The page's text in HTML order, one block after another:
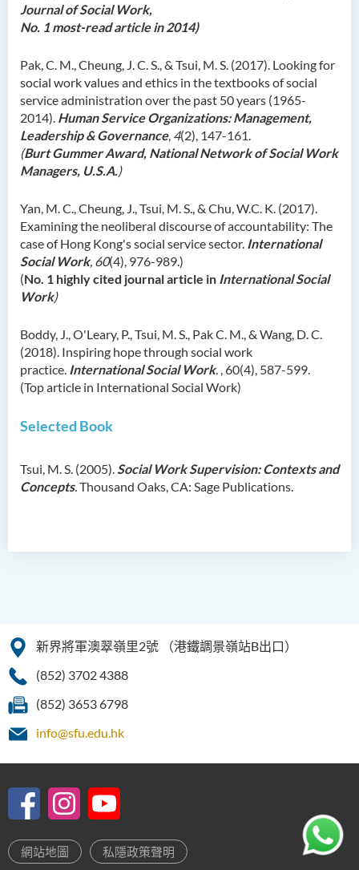
Journal of Social Work,
No. 1 most-read article in 2014)
Pak, C. M., Cheung, J. C. S., & Tsui, M. S. (2017). Looking for
social work values and ethics in the textbooks of social
service administration over the past 50 years (1965-
2014). Human Service Organizations: Management,
Leadership & Governance, 4(2), 147-161.
(Burt Gummer Award, National Network of Social Work
Managers, U.S.A.)
Yan, M. C., Cheung, J., Tsui, M. S., & Chu, W.C. K. (2017).
Examining the neoliberal discourse of accountability: The
case of Hong Kong's social service sector. International
Social Work, 60(4), 976-989.)
(No. 1 highly cited journal article in International Social
Work)
Boddy, J., O'Leary, P., Tsui, M. S., Pak C. M., & Wang, D. C.
(2018). Inspiring hope through social work
practice. International Social Work. , 60(4), 587-599.
(Top article in International Social Work)
Selected Book
Tsui, M. S. (2005).Social Work Supervision: Contexts and
Concepts.Thousand Oaks, CA: Sage Publications.
新界將軍澳翠嶺里2號
（港鐵調景嶺站B出口）
(852) 3702 4388
(852) 3653 6798
info@sfu.edu.hk
網站地圖 私隱政策聲明